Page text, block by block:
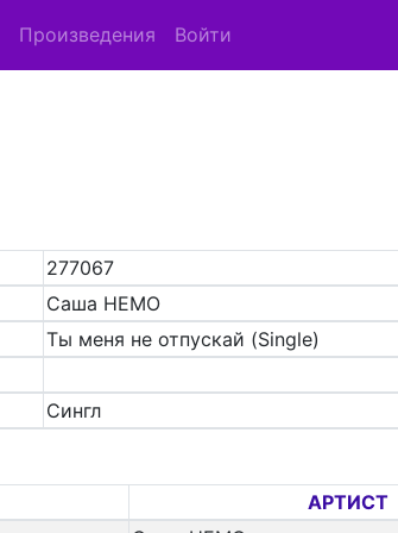
Произведения Войти
277067
Саша НЕМО
Ты меня не отпускай (Single)
Сингл
АРТИСТ